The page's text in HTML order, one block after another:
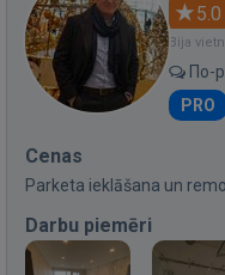
5.0
Bija
По-
PRO
Cenas
Parketa ieklāšana un
Darbu piemēri